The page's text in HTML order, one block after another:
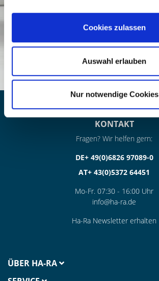
Cookies zulassen
Auswahl erlauben
Nur notwendige Cookies
KONTAKT
Fragen? Wir helfen gern:
DE+ 49(0)6826 97089-0
AT+ 43(0)5372 64451
Mo-Fr. 07:30 - 16:00 Uhr
info@ha-ra.de
Ha-Ra Newsletter erhalten
ÜBER HA-RA